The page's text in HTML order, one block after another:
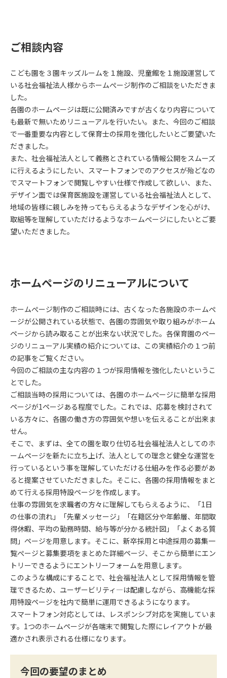
ご相談内容
こども園を３園キッズルームを１施設、児童館を１施設運営して
いる社会福祉法人様からホームぺージ制作のご相談をいただきま
した。
各園のホームページは既に公開済みですが古くなり内容について
も最新で無いためリニューアルを行いたい。また、今回のご相談
で一番重要な内容として保育士の採用を強化したいとご要望いた
だきました。
また、社会福祉法人として義務とされている情報公開をスムーズ
に行えるようにしたい、スマートフォンでのアクセスが殆どなの
でスマートフォンで閲覧しやすい仕様で作成して欲しい、また、
デザイン面では保育医施設を運営している社会福祉法人として、
地域の皆様に親しみを持ってもらえるようなデザインを心がけ、
取組等を理解していただけるようなホームぺージにしたいとご要
望いただきました。
ホームページのリニューアルについて
ホームぺージ制作のご相談時には、古くなった各施設のホームぺ
ージが公開されている状態で、各園の雰囲気や取り組みがホーム
ページから読み取ることが出来ない状況でした。各保育園のペー
ジのリニューアル実績の紹介については、この実績紹介の１つ前
の記事をご覧ください。
今回のご相談の主な内容の１つが採用情報を強化したいというこ
とでした。
ご相談当時の採用については、各園のホームぺージに簡単な採用
ページが1ページある程度でした。これでは、応募を検討されて
いる方々に、各園の働き方の雰囲気や想いを伝えることが出来ま
せん。
そこで、まずは、全ての園を取り仕切る社会福祉法人としてのホ
ームページを新たに立ち上げ、法人としての理念と健全な運営を
行っているという事を理解していただける仕組みを作る必要があ
ると提案させていただきました。そこに、各園の採用情報をまと
めて行える採用特設ページを作成します。
仕事の雰囲気を求職者の方々に理解してもらえるように、「1日
の仕事の流れ」「先輩メッセージ」「在籍区分や年齢層、年間取
得休暇、平均の勤務時間、給与等が分かる統計図」「よくある質
問」ページを用意します。そこに、新卒採用と中途採用の募集一
覧ぺージと募集要項をまとめた詳細ページ、そこから簡単にエン
トリーできるようにエントリーフォームを用意します。
このような構成にすることで、社会福祉法人として採用情報を管
理できるため、ユーザービリティ―は配慮しながら、高機能な採
用特設ページを社内で簡単に運用できるようになります。
スマートフォン対応としては、レスポンシブ対応を実施していま
す。1つのホームページが各端末で閲覧した際にレイアウトが最
適かされ表示される仕様になります。
今回の要望のまとめ